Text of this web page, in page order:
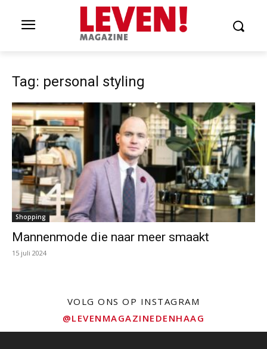
Tag: personal styling
Shopping
Mannenmode die naar meer smaakt
15 juli 2024
VOLG ONS OP INSTAGRAM
@LEVENMAGAZINEDENHAAG